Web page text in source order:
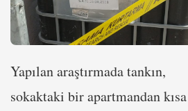
Yapılan araştırmada tankın,
sokaktaki bir apartmandan kısa